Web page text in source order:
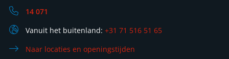
14 071
Vanuit het buitenland: +31 71 516 51 65
Naar locaties en openingstijden